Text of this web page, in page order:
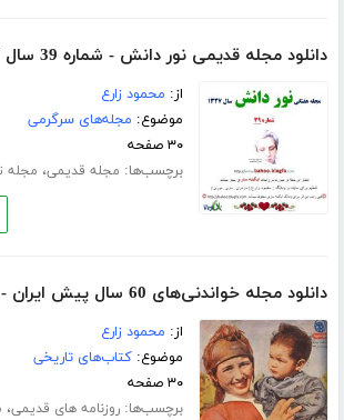
دانلود مجله قدیمی نور دانش - شماره 39 سال 1327
از: محمود زارع
موضوع: مجله‌های سرگرمی
۳۰ صفحه
برچسب‌ها: مجله قدیمی، مجله
دانلود مجله خواندنی‌های 60 سال پیش ایران - شماره 24
از: محمود زارع
موضوع:کتاب‌های تاریخی
۳۰ صفحه
برچسب‌ها:روزنامه های قدیمی،